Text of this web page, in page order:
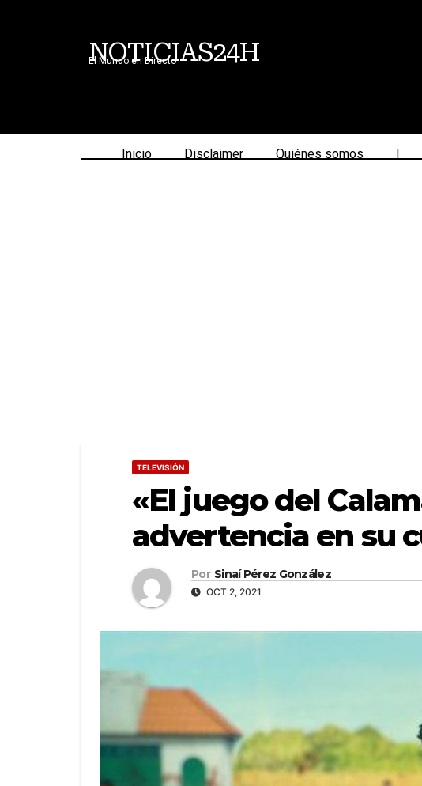
NOTICIAS24H
El Mundo en Directo
Inicio Disclaimer Quiénes somos |
TELEVISIÓN
«El juego del
advertencia en su
Por Sinaí Pérez González
OCT 2, 2021